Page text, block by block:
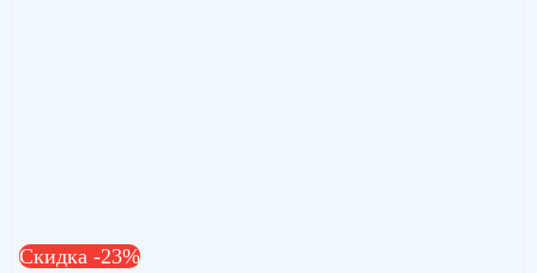
Скидка -23%